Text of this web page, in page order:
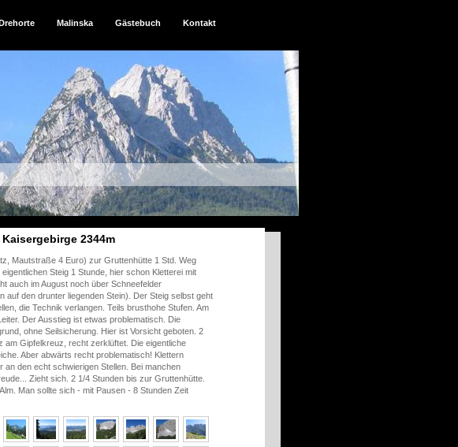
Malinska Gästebuch Kontakt
2344m
Mautstraße 4 Euro) zur Gruttenhütte 1 Std. Weg
Steig 1 Stunde, hier schon Kletterei mit
auch im August noch über Schneefelder
auf den drunter liegenden Stein). Der Steig selbst geht
die Technik verlangen. Teils brusthohe Stufen. Am
Der Ausstieg ist etwas problematisch. Die
ohne Seilsicherung. Hier ist Vorsicht geboten. 2
am Gipfelkreuz, recht zerklüftet. Die eigentliche
Aber abwärts recht problematisch! Klettern
den echt schwierigen Stellen. Bei manchen
Zieht sich. 2 1/4 Stunden bis zur Gruttenhütte.
Man sollte sich - mit Pausen - 8 Stunden Zeit